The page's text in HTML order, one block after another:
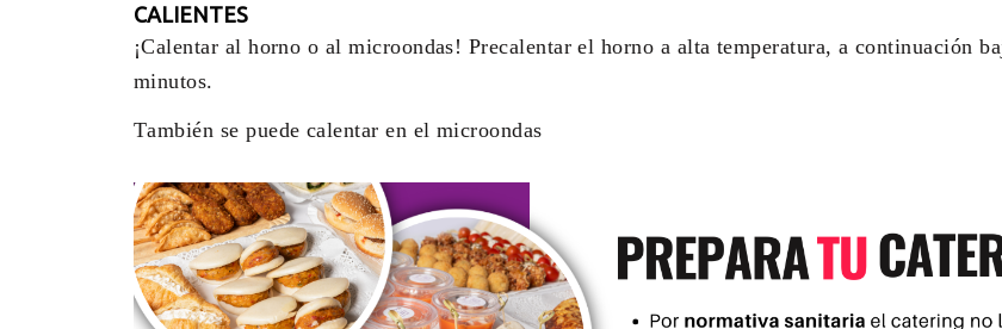
CALIENTES
¡Calentar al horno o al microondas! Precalentar el horno a alta temperatura, a continuación
minutos.
También se puede calentar en el microondas